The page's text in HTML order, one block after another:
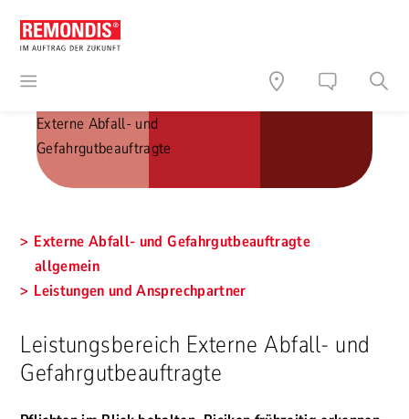
Externe Abfall- und
Gefahrgutbeauftragte
Externe Abfall- und Gefahrgutbeauftragte
allgemein
Leistungen und Ansprechpartner
Leistungsbereich Externe Abfall- und
Gefahrgutbeauftragte